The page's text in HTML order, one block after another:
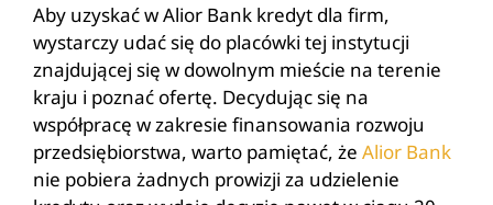
Aby uzyskać w Alior Bank kredyt dla firm,
wystarczy udać się do placówki tej instytucji
znajdującej się w dowolnym mieście na terenie
kraju i poznać ofertę. Decydując się na
współpracę w zakresie finansowania rozwoju
przedsiębiorstwa, warto pamiętać, że Alior Bank
nie pobiera żadnych prowizji za udzielenie